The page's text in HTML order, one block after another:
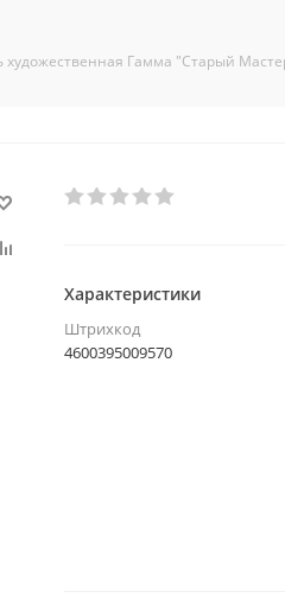
художественная Гамма "Старый
Характеристики
Штрихкод
4600395009570